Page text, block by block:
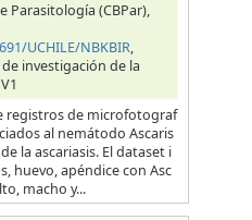
Parasitología (CBPar),
UCHILE/NBKBIR,
investigación de la
registros de microfotograf
al nemátodo Ascaris
la ascariasis. El dataset i
huevo, apéndice con Asc
macho y...